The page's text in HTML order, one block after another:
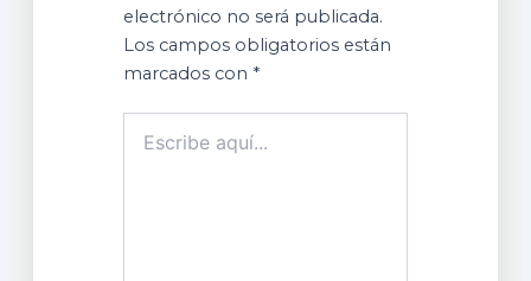
electrónico no será publicada.
Los campos obligatorios están
marcados con *
aquí...